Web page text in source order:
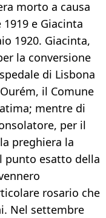
morto a causa
e Giacinta
1920. Giacinta,
la conversione
di Lisbona
il Comune
mentre di
per il
preghiera la
punto esatto della
rosario che
Nel settembre